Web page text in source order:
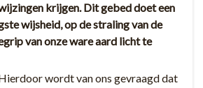
krijgen. Dit gebed doet een
wijsheid, op de straling van de
van onze ware aard licht te
wordt van ons gevraagd dat